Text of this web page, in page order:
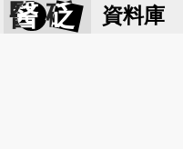
醫 砭 資料庫